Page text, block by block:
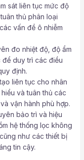
sát liên tục mức độ
thủ phân loại
vấn đề ô nhiễm
đo nhiệt độ, độ ẩm
duy trì các điều
định.
liên tục cho nhân
và tuân thủ các
vận hành phù hợp.
bảo trì và hiệu
hệ thống lọc không
như các thiết bị
tin cậy.